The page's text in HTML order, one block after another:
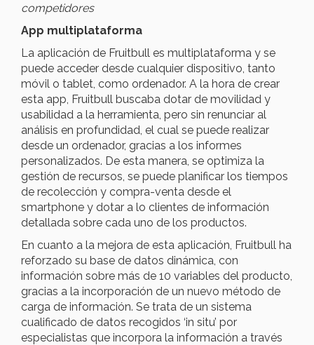
competidores
App multiplataforma
La aplicación de Fruitbull es multiplataforma y se
puede acceder desde cualquier dispositivo, tanto
móvil o tablet, como ordenador. A la hora de crear
esta app, Fruitbull buscaba dotar de movilidad y
usabilidad a la herramienta, pero sin renunciar al
análisis en profundidad, el cual se puede realizar
desde un ordenador, gracias a los informes
personalizados. De esta manera, se optimiza la
gestión de recursos, se puede planificar los tiempos
de recolección y compra-venta desde el
smartphone y dotar a lo clientes de información
detallada sobre cada uno de los productos.
En cuanto a la mejora de esta aplicación, Fruitbull ha
reforzado su base de datos dinámica, con
información sobre más de 10 variables del producto,
gracias a la incorporación de un nuevo método de
carga de información. Se trata de un sistema
cualificado de datos recogidos ‘in situ’ por
especialistas que incorpora la información a través